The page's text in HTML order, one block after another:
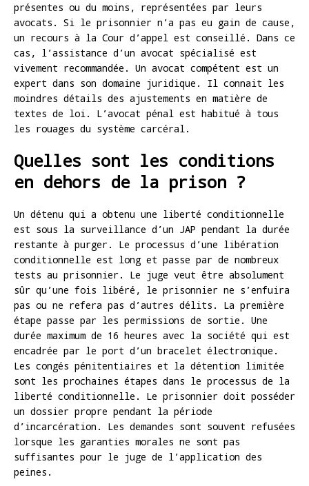
présentes ou du moins, représentées par leurs
avocats. Si le prisonnier n’a pas eu gain de cause,
un recours à la Cour d’appel est conseillé. Dans ce
cas, l’assistance d’un avocat spécialisé est
vivement recommandée. Un avocat compétent est un
expert dans son domaine juridique. Il connait les
moindres détails des ajustements en matière de
textes de loi. L’avocat pénal est habitué à tous
les rouages du système carcéral.
Quelles sont les conditions
en dehors de la prison ?
Un détenu qui a obtenu une liberté conditionnelle
est sous la surveillance d’un JAP pendant la durée
restante à purger. Le processus d’une libération
conditionnelle est long et passe par de nombreux
tests au prisonnier. Le juge veut être absolument
sûr qu’une fois libéré, le prisonnier ne s’enfuira
pas ou ne refera pas d’autres délits. La première
étape passe par les permissions de sortie. Une
durée maximum de 16 heures avec la société qui est
encadrée par le port d’un bracelet électronique.
Les congés pénitentiaires et la détention limitée
sont les prochaines étapes dans le processus de la
liberté conditionnelle. Le prisonnier doit posséder
un dossier propre pendant la période
d’incarcération. Les demandes sont souvent refusées
lorsque les garanties morales ne sont pas
suffisantes pour le juge de l’application des
peines.